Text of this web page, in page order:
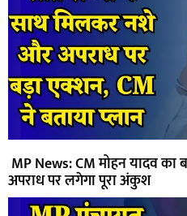
MP News: CM मोहन यादव का
अपराध पर लगेगा पूरा अंकुश